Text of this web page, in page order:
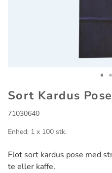
Sort Kardus
71030640
Enhed: 1 x 100 stk.
Flot sort kardus pose med
te eller kaffe.